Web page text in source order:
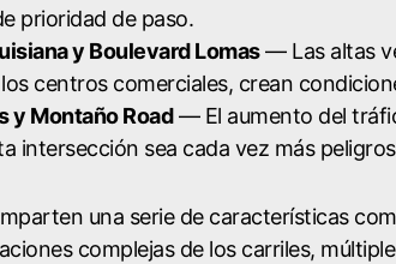
prioridad de paso.
y Boulevard Lomas— Las altas
centros comerciales, crean
y Montaño Road— El aumento del
intersección sea cada vez más
una serie de características
complejas de los carriles,